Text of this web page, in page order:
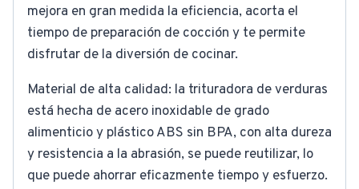
mejora en gran medida la eficiencia, acorta el
tiempo de preparación de cocción y te permite
disfrutar de la diversión de cocinar.
Material de alta calidad: la trituradora de verduras
está hecha de acero inoxidable de grado
alimenticio y plástico ABS sin BPA, con alta dureza
y resistencia a la abrasión, se puede reutilizar, lo
que puede ahorrar eficazmente tiempo y esfuerzo.